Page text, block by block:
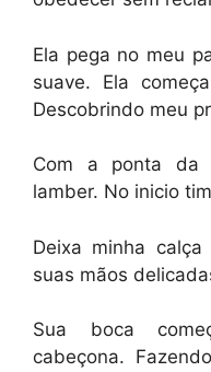
Ela pega no meu
suave. Ela
Descobrindo meu
Com a ponta da
lamber. No inicio
Deixa minha
suas mãos
Sua boca
cabeçona.